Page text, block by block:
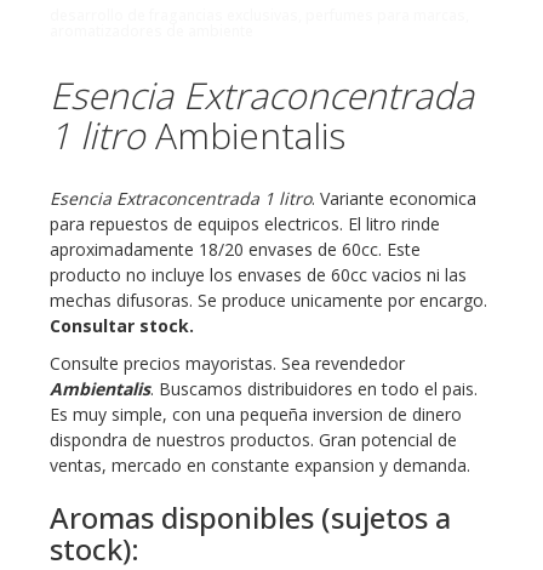
Esencia Extraconcentrada
1 litroAmbientalis
Esencia Extraconcentrada 1 litro. Variante economica
para repuestos de equipos electricos. El litro rinde
aproximadamente 18/20 envases de 60cc. Este
producto no incluye los envases de 60cc vacios ni las
mechas difusoras. Se produce unicamente por encargo.
Consultar stock.
Consulte precios mayoristas. Sea revendedor
Ambientalis. Buscamos distribuidores en todo el pais.
Es muy simple, con una pequeña inversion de dinero
dispondra de nuestros productos. Gran potencial de
ventas, mercado en constante expansion y demanda.
Aromas disponibles (sujetos a
stock):